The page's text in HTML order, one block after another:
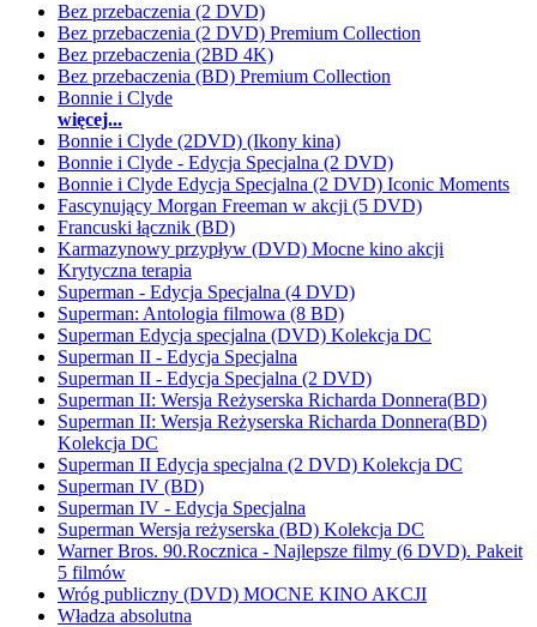
Bez przebaczenia (2 DVD)
Bez przebaczenia (2 DVD) Premium Collection
Bez przebaczenia (2BD 4K)
Bez przebaczenia (BD) Premium Collection
Bonnie i Clyde
więcej...
Bonnie i Clyde (2DVD) (Ikony kina)
Bonnie i Clyde - Edycja Specjalna (2 DVD)
Bonnie i Clyde Edycja Specjalna (2 DVD) Iconic Moments
Fascynujący Morgan Freeman w akcji (5 DVD)
Francuski łącznik (BD)
Karmazynowy przypływ (DVD) Mocne kino akcji
Krytyczna terapia
Superman - Edycja Specjalna (4 DVD)
Superman: Antologia filmowa (8 BD)
Superman Edycja specjalna (DVD) Kolekcja DC
Superman II - Edycja Specjalna
Superman II - Edycja Specjalna (2 DVD)
Superman II: Wersja Reżyserska Richarda Donnera(BD)
Superman II: Wersja Reżyserska Richarda Donnera(BD)
Kolekcja DC
Superman II Edycja specjalna (2 DVD) Kolekcja DC
Superman IV (BD)
Superman IV - Edycja Specjalna
Superman Wersja reżyserska (BD) Kolekcja DC
Warner Bros. 90.Rocznica - Najlepsze filmy (6 DVD). Pakeit
5 filmów
Wróg publiczny (DVD) MOCNE KINO AKCJI
Władza absolutna